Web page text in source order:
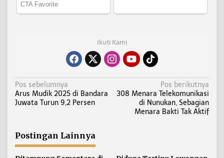
Ikuti Kami
N
a
g
a
Pos sebelumnya
Arus Mudik 2025 di Bandara
Juwata Turun 9,2 Persen
Pos berikutnya
308 Menara Telekomunikasi
di Nunukan, Sebagian
Menara Bakti Tak Aktif
Postingan Lainnya